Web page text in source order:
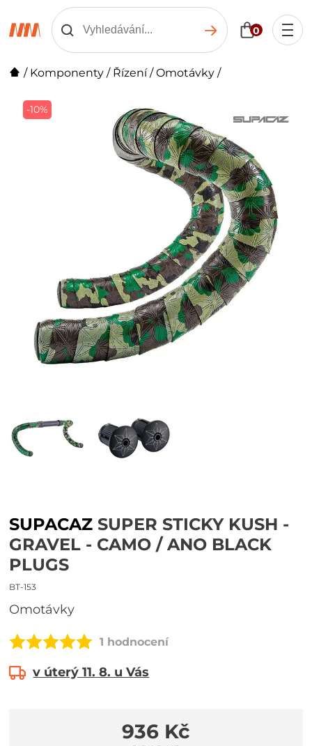
0
/ Komponenty / Řízení/Omotávky /
-10%
SUPACAZ SUPER STICKY KUSH -
GRAVEL - CAMO / ANO BLACK
PLUGS
BT-153
omotávky
1 hodnocení
v úterý 11. 8. u Vás
936 Kč